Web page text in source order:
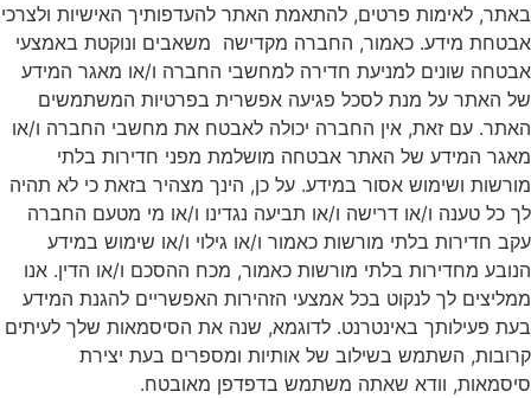
לאימות פרטים, להתאמת האתר להעדפותיך האישיות ולצרכי
מידע. כאמור, החברה מקדישה משאבים ונוקטת באמצעי
שונים למניעת חדירה למחשבי החברה ו/או מאגר המידע
האתר על מנת לסכל פגיעה אפשרית בפרטיות המשתמשים
עם זאת, אין החברה יכולה לאבטח את מחשבי החברה ו/או
המידע של האתר אבטחה מושלמת מפני חדירות בלתי
ושימוש אסור במידע. על כן, הינך מצהיר בזאת כי לא תהיה
כל טענה ו/או דרישה ו/או תביעה נגדינו ו/או מי מטעם החברה
חדירות בלתי מורשות כאמור ו/או גילוי ו/או שימוש במידע
מחדירות בלתי מורשות כאמור, מכח ההסכם ו/או הדין. אנו
לך לנקוט בכל אמצעי הזהירות האפשריים להגנת המידע
פעילותך באינטרנט. לדוגמא, שנה את הסיסמאות שלך לעיתים
השתמש בשילוב של אותיות ומספרים בעת יצירת
וודא שאתה משתמש בדפדפן מאובטח.